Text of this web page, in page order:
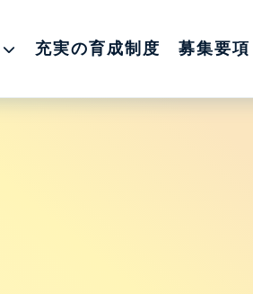
充実の育成制度 募集要項